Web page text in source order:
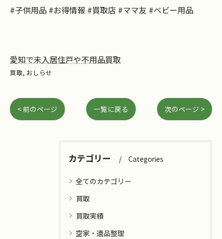
#子供用品 #お得情報 #買取店 #ママ友 #ベビー用品
愛知で未入居住戸や不用品買取
買取 おしらせ
< 前のページ 一覧に戻る 次のページ >
カテゴリー Categories
全てのカテゴリー
買取
買取実績
空家・遺品整理